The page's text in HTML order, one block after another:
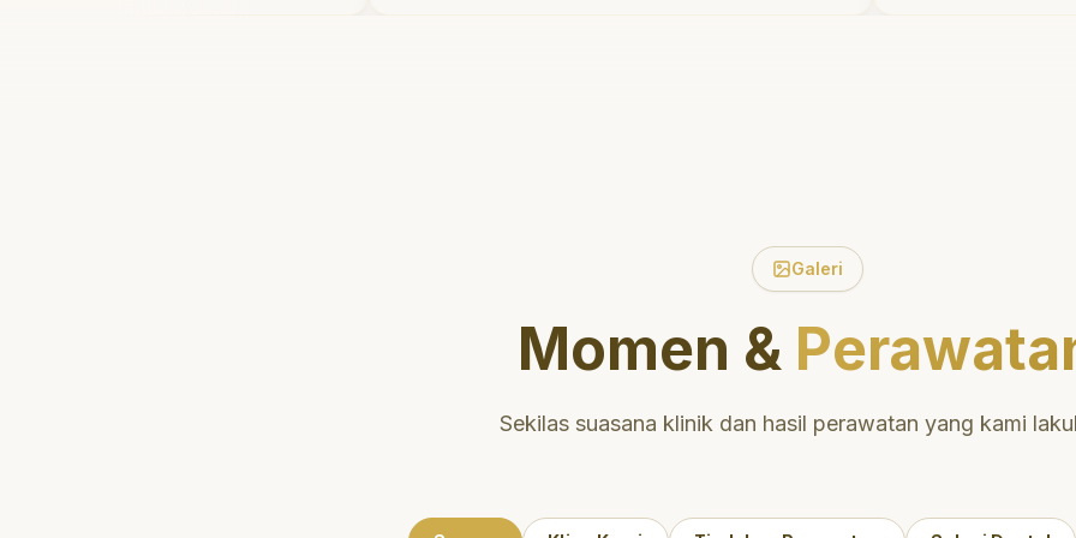
Galeri
Momen &
Sekilas suasana klinik dan hasil perawatan yang kami